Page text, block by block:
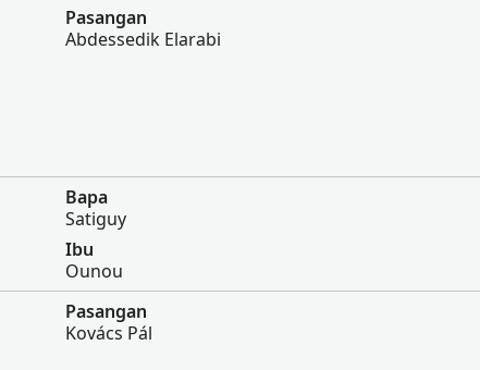
Pasangan
Abdessedik Elarabi
Bapa
Satiguy
Ibu
Ounou
Pasangan
Kovács Pál